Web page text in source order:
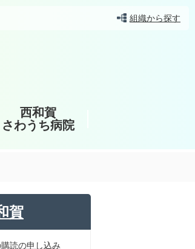
組織から探す
西和賀
さわうち病院
賀
読の申し込み